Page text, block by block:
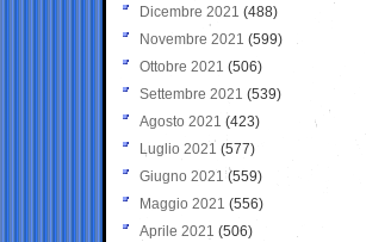
Dicembre 2021 (488)
Novembre 2021 (599)
Ottobre 2021 (506)
Settembre 2021 (539)
Agosto 2021 (423)
Luglio 2021 (577)
Giugno 2021(559)
Maggio 2021 (556)
Aprile 2021 (506)